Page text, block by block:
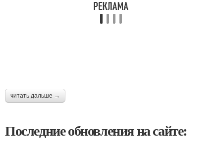
читать дальше →
Последние обновления на сайте: